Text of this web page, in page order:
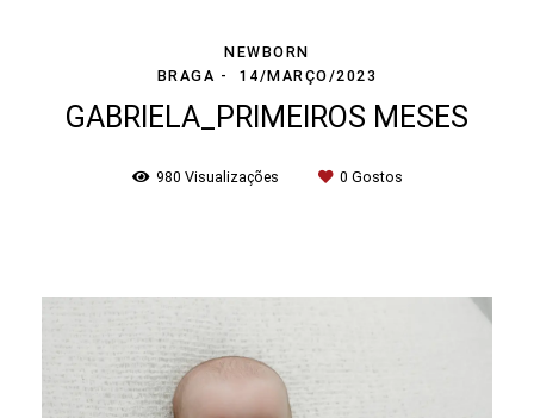
NEWBORN
BRAGA
14/MARÇO/2023
GABRIELA_PRIMEIROS MESES
980 Visualizações 0 Gostos